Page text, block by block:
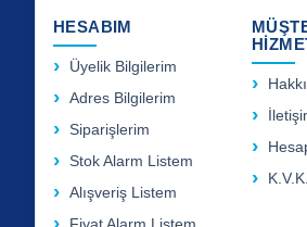
HESABIM
Üyelik Bilgilerim
Adres Bilgilerim
Siparişlerim
Stok Alarm Listem
Alışveriş Listem